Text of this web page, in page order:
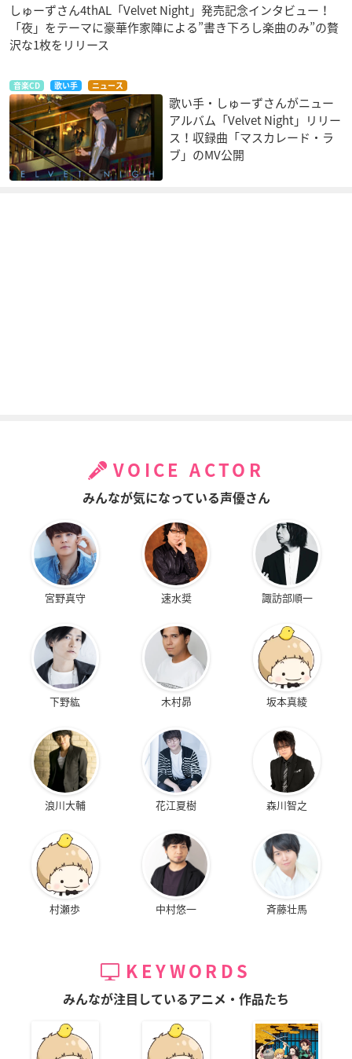
しゅーずさん4thAL「Velvet Night」発売記念インタビュー！
「夜」をテーマに豪華作家陣による”書き下ろし楽曲のみ”の贅
沢な1枚をリリース
音楽CD 歌い手 ニュース
歌い手・しゅーずさんがニュー
アルバム「Velvet Night」リリー
ス！収録曲「マスカレード・ラ
ブ」のMV公開
VOICE ACTOR
みんなが気になっている声優さん
宮野真守 速水奨 諏訪部順一
下野紘 木村昴 坂本真綾
浪川大輔 花江夏樹 森川智之
村瀬歩 中村悠一 斉藤壮馬
KEYWORDS
みんなが注目しているアニメ・作品たち